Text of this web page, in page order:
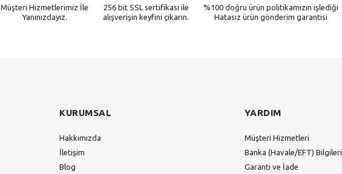
Müşteri Hizmetlerimiz İle
Yanınızdayız.
256 bit SSL sertifikası ile
alışverişin keyfini çıkarın.
%100 doğru ürün politikamızın işlediği
Hatasız ürün gönderim garantisi
KURUMSAL
Hakkımızda
İletişim
Blog
YARDIM
Müşteri Hizmetleri
Banka (Havale/EFT) Bilgileri
Garanti ve İade